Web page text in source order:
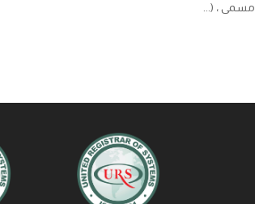
مسمى ، (...